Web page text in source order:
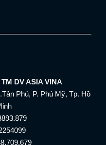
DV ASIA VINA
Phú, P. Phú Mỹ, Tp. Hồ